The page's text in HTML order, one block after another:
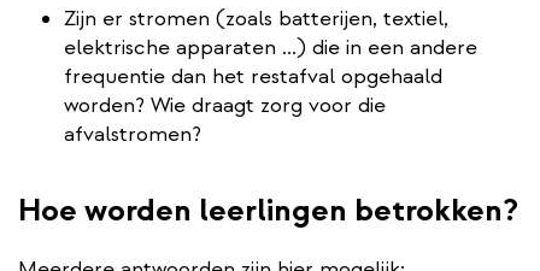
Zijn er stromen (zoals batterijen, textiel,
elektrische apparaten ...) die in een andere
frequentie dan het restafval opgehaald
worden? Wie draagt zorg voor die
afvalstromen?
Hoe worden leerlingen betrokken?